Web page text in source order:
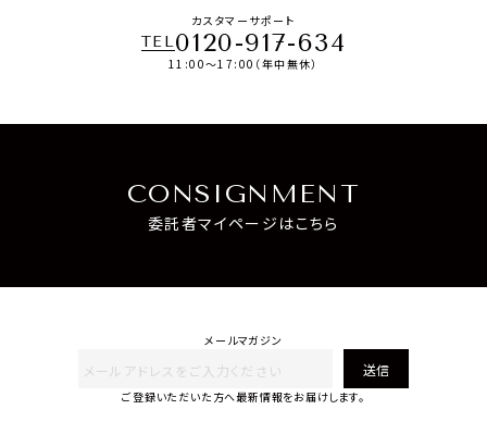
カスタマーサポート
TEL0120-917-634
11:00～17:00（年中無休）
CONSIGNMENT
委託者マイページはこちら
メールマガジン
送信
ご登録いただいた方へ最新情報をお届けします。